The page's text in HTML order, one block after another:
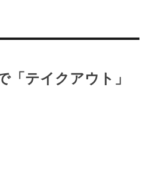
「テイクアウト」